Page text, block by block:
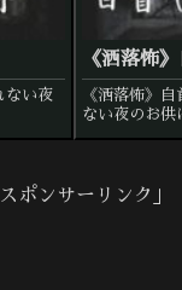
ない夜
《洒落怖
《洒落怖》
ない夜のお供
スポンサーリンク」